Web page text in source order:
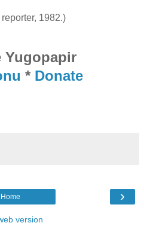
1982.)
Yugopapir
* Donate
›
Home
version